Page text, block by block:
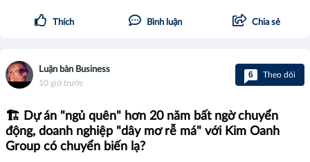
Thích Bình luận Chia sẻ
Luận bàn Business
10 giờ trước
6 Theo dõi
🏗️ Dự án "ngủ quên" hơn 20 năm bất ngờ chuyển
động, doanh nghiệp "dây mơ rễ má" với Kim Oanh
Group có chuyển biến lạ?